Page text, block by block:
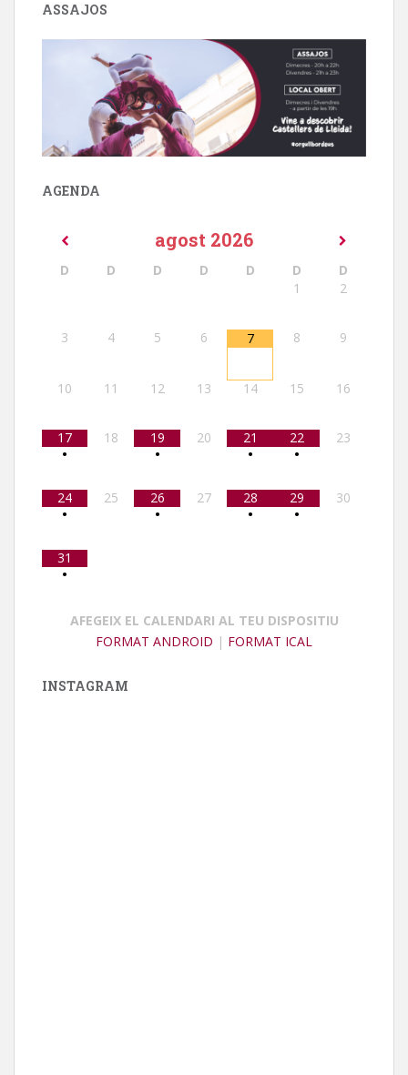
ASSAJOS
AGENDA
agost 2026
D D D D D D
D
1
2
3 4 5 6 7 8 9
10 11 12 13 14 15 16
17
•
18
19
•
20
21
•
22
•
23
24
•
25
26
•
27
28
•
29
•
30
31
•
AFEGEIX EL CALENDARI AL TEU DISPOSITIU
FORMAT ANDROID | FORMAT ICAL
INSTAGRAM